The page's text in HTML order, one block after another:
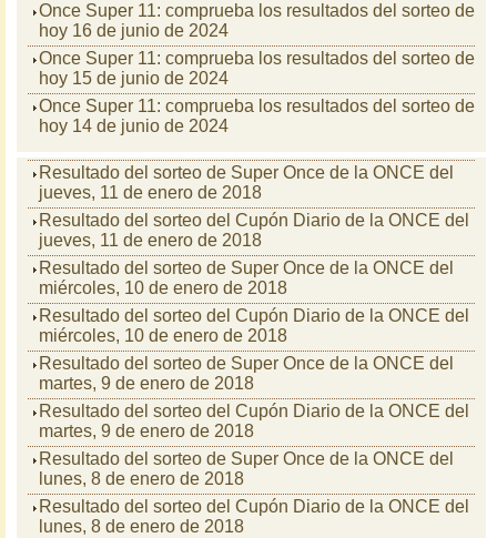
Once Super 11: comprueba los resultados del sorteo de
hoy 16 de junio de 2024
Once Super 11: comprueba los resultados del sorteo de
hoy 15 de junio de 2024
Once Super 11: comprueba los resultados del sorteo de
hoy 14 de junio de 2024
Resultado del sorteo de Super Once de la ONCE del
jueves, 11 de enero de 2018
Resultado del sorteo del Cupón Diario de la ONCE del
jueves, 11 de enero de 2018
Resultado del sorteo de Super Once de la ONCE del
miércoles, 10 de enero de 2018
Resultado del sorteo del Cupón Diario de la ONCE del
miércoles, 10 de enero de 2018
Resultado del sorteo de Super Once de la ONCE del
martes, 9 de enero de 2018
Resultado del sorteo del Cupón Diario de la ONCE del
martes, 9 de enero de 2018
Resultado del sorteo de Super Once de la ONCE del
lunes, 8 de enero de 2018
Resultado del sorteo del Cupón Diario de la ONCE del
lunes, 8 de enero de 2018